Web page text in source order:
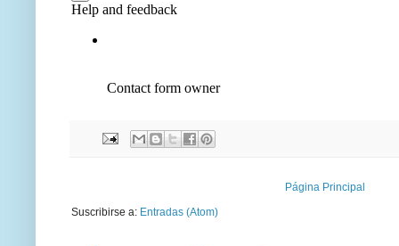
Página Principal
Suscribirse a: Entradas (Atom)